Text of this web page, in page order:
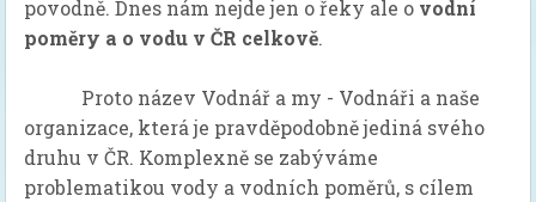
povodně. Dnes nám nejde jen o řeky ale o vodní
poměry a o vodu v ČR celkově.
Proto název Vodnář a my - Vodnáři a naše
organizace, která je pravděpodobně jediná svého
druhu v ČR. Komplexně se zabýváme
problematikou vody a vodních poměrů, s cílem